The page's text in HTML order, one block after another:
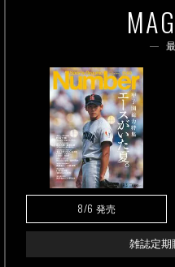
8/6 発売
雑誌定期